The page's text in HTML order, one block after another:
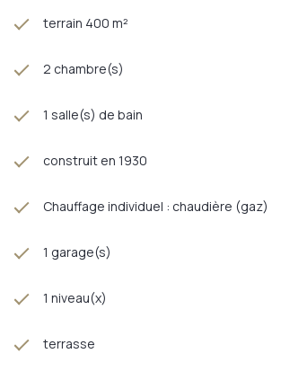
terrain 400 m²
2 chambre(s)
1 salle(s) de bain
construit en 1930
Chauffage individuel : chaudière (gaz)
1 garage(s)
1 niveau(x)
terrasse